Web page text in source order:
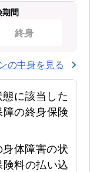
期間
終身
の中身を見る
に該当した
の終身保険
体障害の状
料の払い込